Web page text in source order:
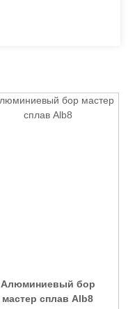
Алюминиевый бор
мастер сплав Alb8